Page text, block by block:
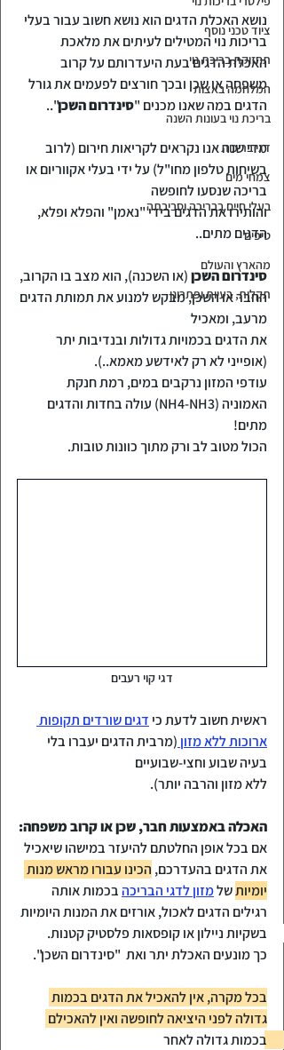
ציוד טכני נוסף
תחזוקת בריכת נוי
המלחמה באצות
בריכת נוי בעונות השנה
דגי בריכות
צמחי מים
בעלי חיים בבריכה וסביבתה
טיפים
מהארץ והעולם
תקלות, בעיות ופתרונן
נושא האכלת הדגים הוא נושא חשוב עבור בעלי
בריכות נוי המטילים לעיתים את מלאכת
האכלת הדגים בעת היעדרותם על קרוב
משפחה או שכן ובכך חורצים לפעמים את גורל
הדגים במה שאנו מכנים "סינדרום השכן"..
מדי שנה אנו נקראים לקריאות חירום (לרוב
בשיחות טלפון מחו"ל) על ידי בעלי אקווריום או
בריכה שנסעו לחופשה
והותירו את הדגים בידי "נאמן" והפלא ופלא,
הדגים מתים..
סינדרום השכן (או השכנה), הוא מצב בו הקרוב,
החבר או השכן, מבקש למנוע את תמותת הדגים
מרעב, ומאכיל
את הדגים בכמויות גדולות ובנדיבות יתר
(אופייני לא רק לאידשע מאמא..).
עודפי המזון נרקבים במים, רמת חנקת
האמוניה (NH4-NH3) עולה בחדות והדגים
מתים!
הכול מטוב לב ורק מתוך כוונות טובות.
דגי קוי רעבים
ראשית חשוב לדעת כי דגים שורדים תקופות
ארוכות ללא מזון (מרבית הדגים יעברו בלי
בעיה שבוע וחצי-שבועיים
ללא מזון והרבה יותר).
האכלה באמצעות חבר, שכן או קרוב משפחה:
אם בכל אופן החלטתם להיעזר במישהו שיאכיל
את הדגים בהעדרכם, הכינו עבורו מראש מנות
יומיות של מזון לדגי הבריכה בכמות אותה
רגילים הדגים לאכול, אורזים את המנות היומיות
בשקיות ניילון או קופסאות פלסטיק קטנות.
כך מונעים האכלת יתר ואת  "סינדרום השכן".
בכל מקרה, אין להאכיל את הדגים בכמות
גדולה לפני היציאה לחופשה ואין להאכילם
בכמות גדולה לאחר